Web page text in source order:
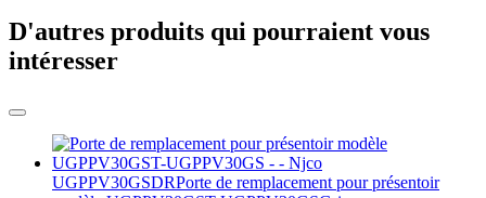
D'autres produits qui pourraient vous
intéresser
UGPPV30GSDRPorte de remplacement pour présentoir